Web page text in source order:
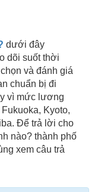
dưới đây
dõi suốt thời
và đánh giá
chuẩn bị đi
vì mức lương
Kyoto,
Để trả lời cho
nào? thành phố
xem câu trả